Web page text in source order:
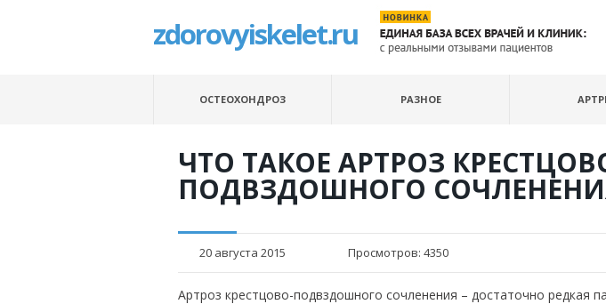
zdorovyiskelet.ru
ОСТЕОХОНДРОЗ РАЗНОЕ
ЧТО ТАКОЕ АРТРОЗ
ПОДВЗДОШНОГО
20 августа 2015 Просмотров: 4350
Артроз крестцово-подвздошного сочленения – достаточно редкая